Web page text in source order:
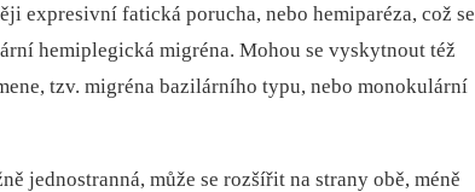
expresivní fatická porucha, nebo hemiparéza, což se
hemiplegická migréna. Mohou se vyskytnout též
tzv. migréna bazilárního typu, nebo monokulární
jednostranná, může se rozšířit na strany obě, méně